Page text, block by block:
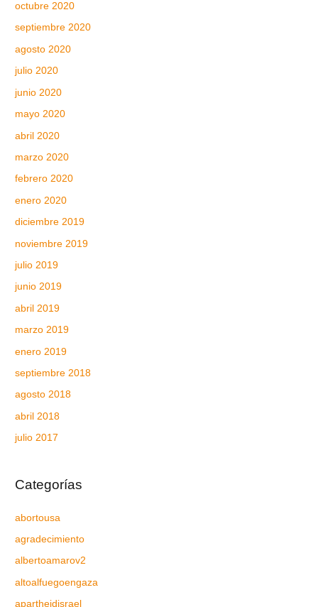
octubre 2020
septiembre 2020
agosto 2020
julio 2020
junio 2020
mayo 2020
abril 2020
marzo 2020
febrero 2020
enero 2020
diciembre 2019
noviembre 2019
julio 2019
junio 2019
abril 2019
marzo 2019
enero 2019
septiembre 2018
agosto 2018
abril 2018
julio 2017
Categorías
abortousa
agradecimiento
albertoamarov2
altoalfuegoengaza
apartheidisrael